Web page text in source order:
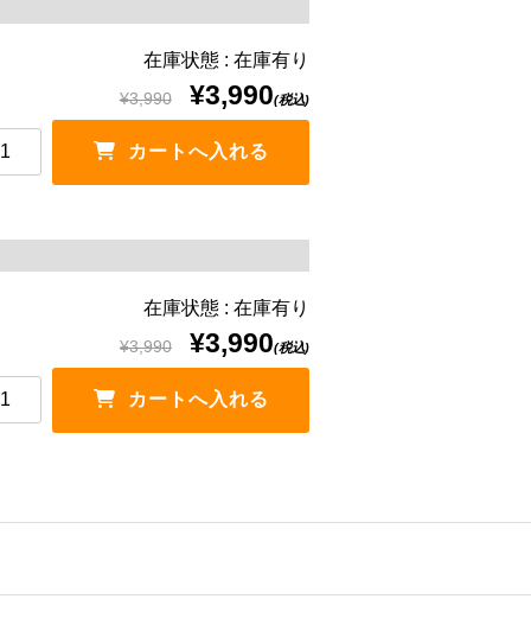
在庫状態 : 在庫有り
¥3,990 ¥3,990(税込)
在庫状態 : 在庫有り
¥3,990 ¥3,990(税込)